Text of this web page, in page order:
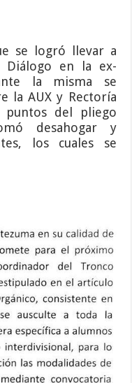
se logró llevar a
Diálogo en la ex-
la misma se
la AUX y Rectoría
del pliego
desahogar y
los cuales se